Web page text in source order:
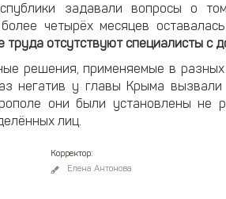
задавали вопросы о
четырёх месяцев
труда отсутствуют специалисты с
решения, применяемые в
негатив у главы Крыма вызвали
они были установлены не
лиц.
Корректор:
Елена Антонова